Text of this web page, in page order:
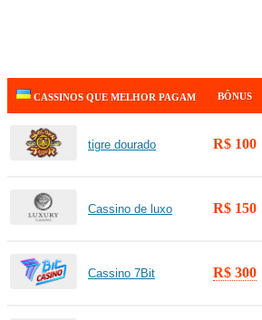
CASSINOS QUE MELHOR PAGAM BÔNUS
tigre dourado R$ 100
Cassino de luxo R$ 150
Cassino 7Bit R$ 300